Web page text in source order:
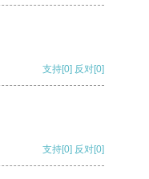
支持[0] 反对[0]
支持[0] 反对[0]